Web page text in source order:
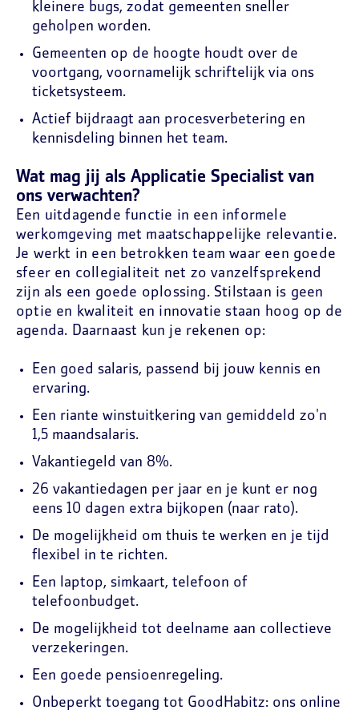
kleinere bugs, zodat gemeenten sneller
geholpen worden.
Gemeenten op de hoogte houdt over de
voortgang, voornamelijk schriftelijk via ons
ticketsysteem.
Actief bijdraagt aan procesverbetering en
kennisdeling binnen het team.
Wat mag jij als Applicatie Specialist van
ons verwachten?
Een uitdagende functie in een informele
werkomgeving met maatschappelijke relevantie.
Je werkt in een betrokken team waar een goede
sfeer en collegialiteit net zo vanzelfsprekend
zijn als een goede oplossing. Stilstaan is geen
optie en kwaliteit en innovatie staan hoog op de
agenda. Daarnaast kun je rekenen op:
Een goed salaris, passend bij jouw kennis en
ervaring.
Een riante winstuitkering van gemiddeld zo'n
1,5 maandsalaris.
Vakantiegeld van 8%.
26 vakantiedagen per jaar en je kunt er nog
eens 10 dagen extra bijkopen (naar rato).
De mogelijkheid om thuis te werken en je tijd
flexibel in te richten.
Een laptop, simkaart, telefoon of
telefoonbudget.
De mogelijkheid tot deelname aan collectieve
verzekeringen.
Een goede pensioenregeling.
Onbeperkt toegang tot GoodHabitz: ons online